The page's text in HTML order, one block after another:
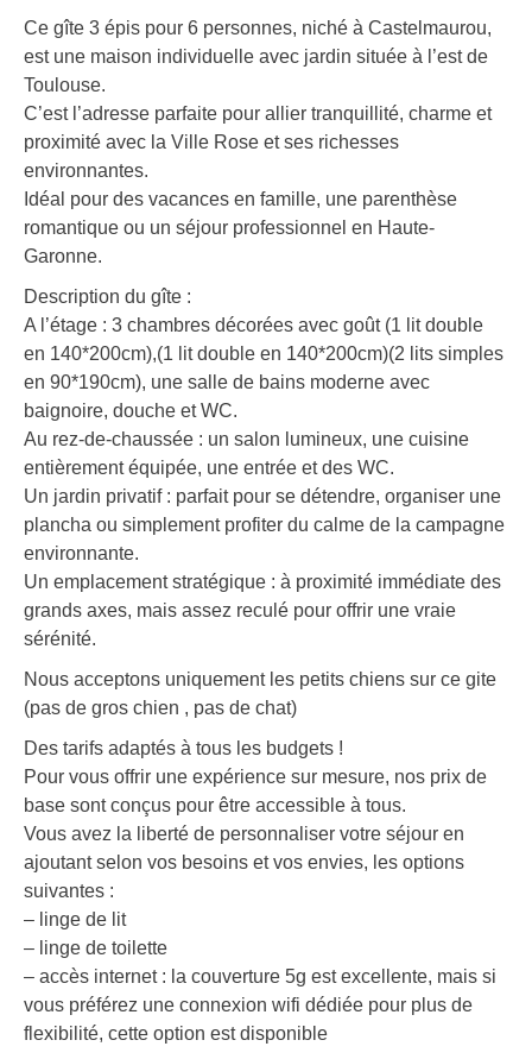
Ce gîte 3 épis pour 6 personnes, niché à Castelmaurou,
est une maison individuelle avec jardin située à l’est de
Toulouse.
C’est l’adresse parfaite pour allier tranquillité, charme et
proximité avec la Ville Rose et ses richesses
environnantes.
Idéal pour des vacances en famille, une parenthèse
romantique ou un séjour professionnel en Haute-
Garonne.
Description du gîte :
A l’étage : 3 chambres décorées avec goût (1 lit double
en 140*200cm),(1 lit double en 140*200cm)(2 lits simples
en 90*190cm), une salle de bains moderne avec
baignoire, douche et WC.
Au rez-de-chaussée : un salon lumineux, une cuisine
entièrement équipée, une entrée et des WC.
Un jardin privatif : parfait pour se détendre, organiser une
plancha ou simplement profiter du calme de la campagne
environnante.
Un emplacement stratégique : à proximité immédiate des
grands axes, mais assez reculé pour offrir une vraie
sérénité.
Nous acceptons uniquement les petits chiens sur ce gite
(pas de gros chien , pas de chat)
Des tarifs adaptés à tous les budgets !
Pour vous offrir une expérience sur mesure, nos prix de
base sont conçus pour être accessible à tous.
Vous avez la liberté de personnaliser votre séjour en
ajoutant selon vos besoins et vos envies, les options
suivantes :
– linge de lit
– linge de toilette
– accès internet : la couverture 5g est excellente, mais si
vous préférez une connexion wifi dédiée pour plus de
flexibilité, cette option est disponible